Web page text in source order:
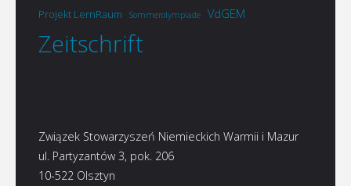
Projekt LernRaum Sommerolympiade VdGEM
Zeitschrift
Związek Stowarzyszeń Niemieckich Warmii i Mazur
ul. Partyzantów 3, pok. 206
10-522 Olsztyn